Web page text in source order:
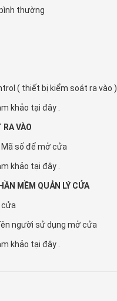
thường
( thiết bị kiểm soát ra vào )
khảo tại đây .
RA VÀO
số để mở cửa
khảo tại đây .
MỀM QUẢN LÝ CỬA
người sử dụng mở cửa
khảo tại đây .